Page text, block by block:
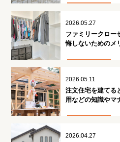
2026.05.27
ファミリークロー
悔しないためのメ
2026.05.11
注文住宅を建てる
用などの知識やマ
2026.04.27